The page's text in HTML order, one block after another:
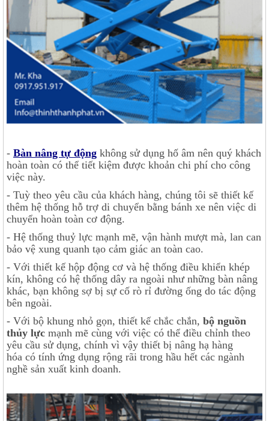
- Bàn nâng tự động không sử dụng hố âm nên quý khách
hoàn toàn có thể tiết kiệm được khoản chi phí cho công
việc này.
- Tuỳ theo yêu cầu của khách hàng, chúng tôi sẽ thiết kế
thêm hệ thống hỗ trợ di chuyển bằng bánh xe nên việc di
chuyển hoàn toàn cơ động.
- Hệ thống thuỷ lực mạnh mẽ, vận hành mượt mà, lan can
bảo vệ xung quanh tạo cảm giác an toàn cao.
- Với thiết kế hộp động cơ và hệ thống điều khiển khép
kín, không có hệ thống dây ra ngoài như những bàn nâng
khác, bạn không sợ bị sự cố rò rỉ đường ống do tác động
bên ngoài.
- Với bộ khung nhỏ gọn, thiết kế chắc chắn, bộ nguồn
thủy lực mạnh mẽ cùng với việc có thể điều chỉnh theo
yêu cầu sử dụng, chính vì vậy thiết bị nâng hạ hàng
hóa có tính ứng dụng rộng rãi trong hầu hết các ngành
nghề sản xuất kinh doanh.